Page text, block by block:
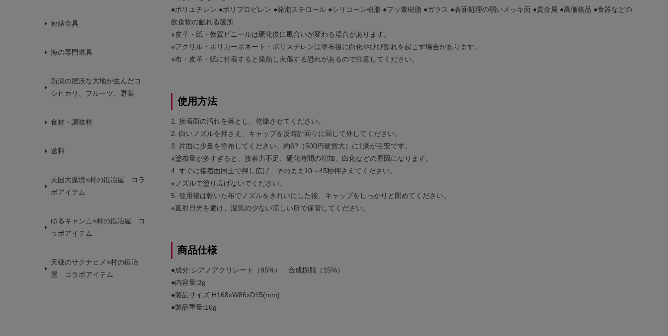
連結金具
海の専門道具
新潟の肥沃な大地が生んだコ
シヒカリ、フルーツ、野菜
食材・調味料
送料
天国大魔境×村の鍛冶屋 コラ
ボアイテム
ゆるキャン△×村の鍛冶屋 コ
ラボアイテム
天穂のサクナヒメ×村の鍛冶
屋 コラボアイテム
●ポリエチレン ●ポリプロピレン ●発泡スチロール ●シリコーン樹脂 ●フッ素樹脂 ●ガラス ●表面処理の弱いメッキ面 ●貴金属 ●高価格品 ●食器などの
飲食物の触れる箇所
※皮革・紙・軟質ビニールは硬化後に風合いが変わる場合があります。
※アクリル・ポリカーボネート・ポリスチレンは塗布後に白化やひび割れを起こす場合があります。
※布・皮革・紙に付着すると発熱し火傷する恐れがあるので注意してください。
使用方法
1. 接着面の汚れを落とし、乾燥させてください。
2. 白いノズルを押さえ、キャップを反時計回りに回して外してください。
3. 片面に少量を塗布してください。約6?（500円硬貨大）に1滴が目安です。
※塗布量が多すぎると、接着力不足、硬化時間の増加、白化などの原因になります。
4. すぐに接着面同士で押し広げ、そのまま10～45秒押さえてください。
※ノズルで塗り広げないでください。
5. 使用後は乾いた布でノズルをきれいにした後、キャップをしっかりと閉めてください。
※直射日光を避け、湿気の少ない涼しい所で保管してください。
商品仕様
●成分:シアノアクリレート（85%） 合成樹脂（15%）
●内容量:3g
●製品サイズ:H168xW86xD15(mm)
●製品重量:16g